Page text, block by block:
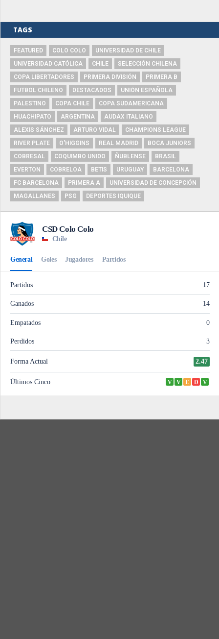
TAGS
FEATURED COLO COLO
UNIVERSIDAD DE CHILE
UNIVERSIDAD CATÓLICA
CHILE
SELECCIÓN CHILENA
COPA LIBERTADORES
PRIMERA DIVISIÓN
PRIMERA B
FUTBOL CHILENO
DESTACADOS
UNIÓN ESPAÑOLA
PALESTINO
COPA CHILE
COPA SUDAMERICANA
HUACHIPATO
ARGENTINA
AUDAX ITALIANO
ALEXIS SÁNCHEZ
ARTURO VIDAL
CHAMPIONS LEAGUE
RIVER PLATE
O'HIGGINS REAL MADRID
BOCA JUNIORS
COBRESAL
COQUIMBO UNIDO ÑUBLENSE
BRASIL
EVERTON
COBRELOA BETIS URUGUAY
BARCELONA
FC BARCELONA
PRIMERA A
UNIVERSIDAD DE CONCEPCIÓN
MAGALLANES
PSG DEPORTES IQUIQUE